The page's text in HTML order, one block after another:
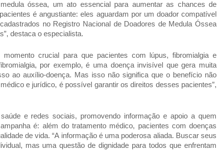
óssea, um ato essencial para aumentar as chances de
é angustiante: eles aguardam por um doador compatível
no Registro Nacional de Doadores de Medula Óssea
destaca o especialista.
crucial para que pacientes com lúpus, fibromialgia e
por exemplo, é uma doença invisível que gera muita
ao auxílio-doença. Mas isso não significa que o benefício não
e jurídico, é possível garantir os direitos desses pacientes”,
e redes sociais, promovendo informação e apoio a quem
é: além do tratamento médico, pacientes com doenças
de vida. “A informação é uma poderosa aliada. Buscar seus
mas uma questão de dignidade para todos que enfrentam